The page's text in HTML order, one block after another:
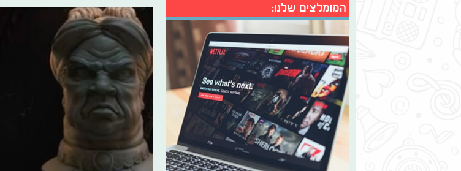
המומלצים שלנו: